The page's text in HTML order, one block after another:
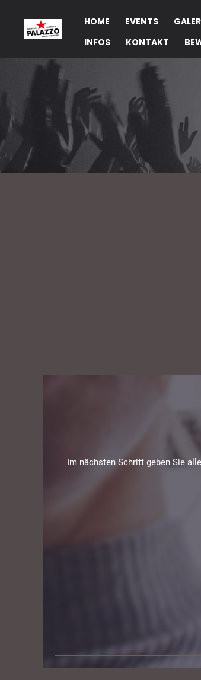
HOME EVENTS
INFOS
KONTAKT
Im nächsten Schritt geben Sie